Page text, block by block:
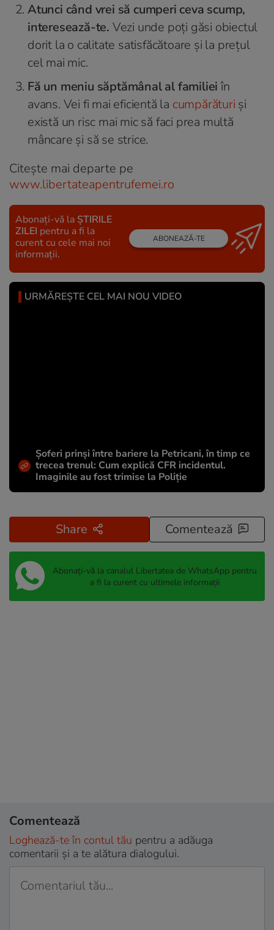
Atunci când vrei să cumperi ceva scump,
interesează-te. Vezi unde poți găsi obiectul
dorit la o calitate satisfăcătoare și la prețul
cel mai mic.
Fă un meniu săptămânal al familieiîn
avans. Vei fi mai eficientă la cumpărături și
există un risc mai mic să faci prea multă
mâncare și să se strice.
Citește mai departe pe
www.libertateapentrufemei.ro
Abonați-vă la ȘTIRILE
ZILEI pentru a fi la
curent cu cele mai noi
informații.
ABONEAZĂ-TE
URMĂREȘTE CEL MAI NOU VIDEO
Șoferi prinși între bariere la Petricani, în timp ce
trecea trenul: Cum explică CFR incidentul.
Imaginile au fost trimise la Poliție
Share Comentează
Abonați-vă la canalul Libertatea de WhatsApp pentru
a fi la curent cu ultimele informații
Comentează
Loghează-te în contul tău pentru a adăuga
comentarii și a te alătura dialogului.